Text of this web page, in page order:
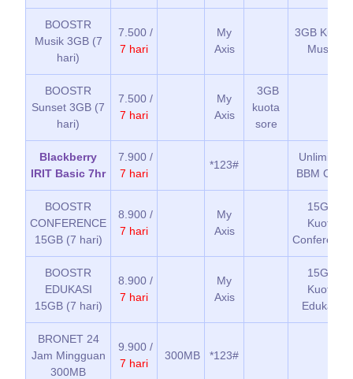
BOOSTR
Musik 3GB (7
hari)
7.500 /
7 hari
My
Axis
3GB Kuota
Musik
BOOSTR
Sunset 3GB (7
hari)
7.500 /
7 hari
My
Axis
3GB
kuota
sore
Blackberry
IRIT Basic 7hr
7.900 /
7 hari
*123#
Unlimited
BBM Chat
BOOSTR
CONFERENCE
15GB (7 hari)
8.900 /
7 hari
My
Axis
15GB
Kuota
Conference
BOOSTR
EDUKASI
15GB (7 hari)
8.900 /
7 hari
My
Axis
15GB
Kuota
Edukasi
BRONET 24
Jam Mingguan
300MB
9.900 /
7 hari
300MB *123#